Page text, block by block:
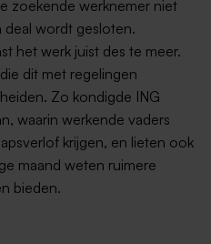
zoekende werknemer niet
wordt gesloten.
het werk juist des te meer.
dit met regelingen
Zo kondigde ING
waarin werkende vaders
krijgen, en lieten ook
maand weten ruimere
bieden.